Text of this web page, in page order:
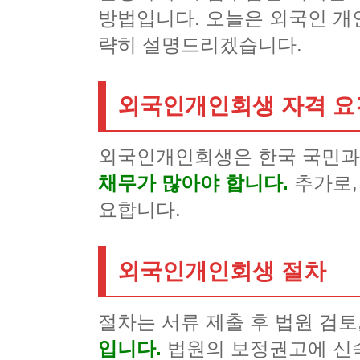
방법입니다. 오늘은 외국인
략히 설명드리겠습니다.
외국인개인회생 자격
외국인개인회생은 한국 국민
채무가 많아야 합니다. 추가로
요합니다.
외국인개인회생 절차
절차는 서류 제출 후 법원 검
입니다. 법원의 보정권고에